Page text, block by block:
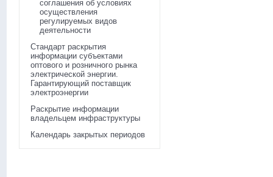
соглашения об условиях
осуществления
регулируемых видов
деятельности
Стандарт раскрытия
информации субъектами
оптового и розничного рынка
электрической энергии.
Гарантирующий поставщик
электроэнергии
Раскрытие информации
владельцем инфраструктуры
Календарь закрытых периодов